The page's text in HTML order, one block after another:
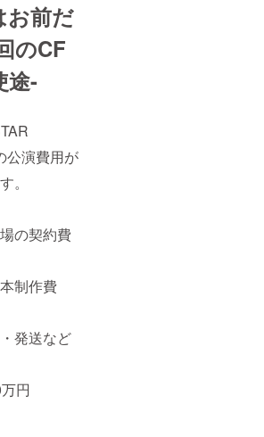
お前だ
のCF
途-
公演費用が
。
の契約費
制作費
発送など
円